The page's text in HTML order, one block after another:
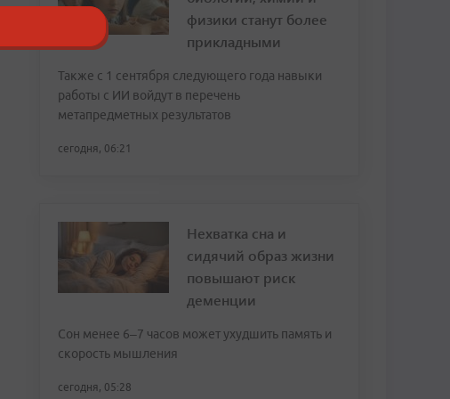
физики станут более
прикладными
Также с 1 сентября следующего года навыки
работы с ИИ войдут в перечень
метапредметных результатов
сегодня, 06:21
Нехватка сна и
сидячий образ жизни
повышают риск
деменции
Сон менее 6–7 часов может ухудшить память и
скорость мышления
сегодня, 05:28